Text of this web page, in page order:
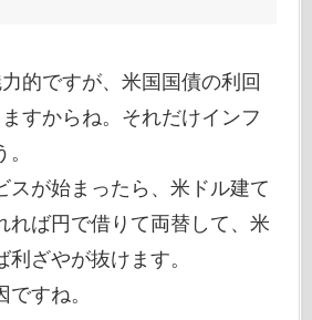
的ですが、米国国債の利回
すからね。それだけインフ
スが始まったら、米ドル建て
れば円で借りて両替して、米
利ざやが抜けます。
すね。